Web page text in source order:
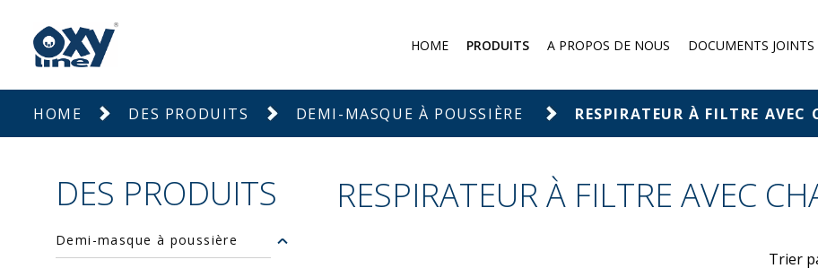
HOME PRODUITS
Protection contre les gaz
Protection against falling from
a height
A PROPOS DE NOUS DOCUMENTS JOINTS
HOME DES PRODUITS DEMI-MASQUE À POUSSIÈRE RESPIRATEUR À FILTRE
DES PRODUITS
Demi-masque à poussière
RESPIRATEUR À FILTRE AVEC
Trier